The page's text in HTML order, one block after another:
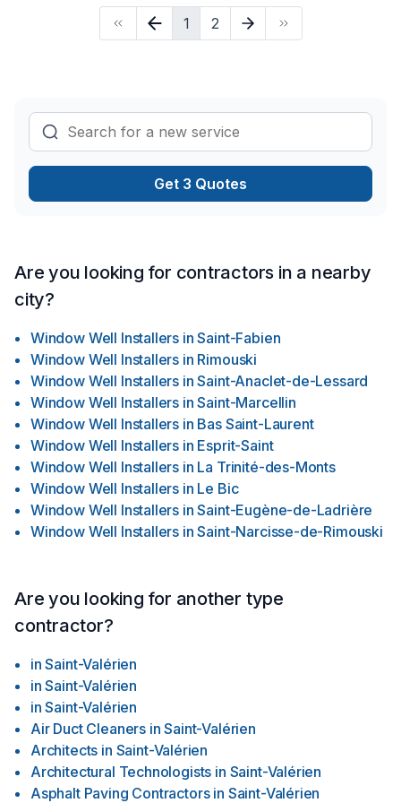
transparence, l'écoute et l'efficacité pour bâtir des relations
de confiance avec nos clients. Parlons de votre projet
aujourd'hui et voyons comment nous pouvons vous aider.
1 2
Get 3 Quotes
Are you looking for contractors in a nearby
city?
Window Well Installers in Saint-Fabien
Window Well Installers in Rimouski
Window Well Installers in Saint-Anaclet-de-Lessard
Window Well Installers in Saint-Marcellin
Window Well Installers in Bas Saint-Laurent
Window Well Installers in Esprit-Saint
Window Well Installers in La Trinité-des-Monts
Window Well Installers in Le Bic
Window Well Installers in Saint-Eugène-de-Ladrière
Window Well Installers in Saint-Narcisse-de-Rimouski
Are you looking for another type
contractor?
in Saint-Valérien
in Saint-Valérien
in Saint-Valérien
Air Duct Cleaners in Saint-Valérien
Architects in Saint-Valérien
Architectural Technologists in Saint-Valérien
Asphalt Paving Contractors in Saint-Valérien